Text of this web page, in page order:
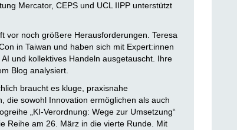
Mercator, CEPS und UCL IIPP unterstützt
vor noch größere Herausforderungen. Teresa
in Taiwan und haben sich mit Expert:innen
und kollektives Handeln ausgetauscht. Ihre
Blog analysiert.
braucht es kluge, praxisnahe
die sowohl Innovation ermöglichen als auch
„KI-Verordnung: Wege zur Umsetzung“
Reihe am 26. März in die vierte Runde. Mit